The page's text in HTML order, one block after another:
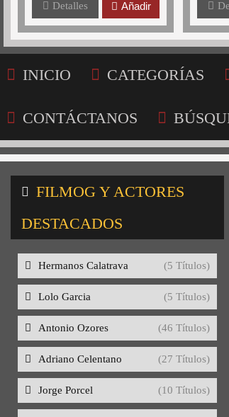
Detalles Añadir
INICIO CATEGORÍAS
CONTÁCTANOS
FILMOG Y ACTORES
DESTACADOS
Hermanos Calatrava (5 Títulos)
Lolo Garcia (5 Títulos)
Antonio Ozores (46 Títulos)
Adriano Celentano (27 Títulos)
Jorge Porcel (10 Títulos)